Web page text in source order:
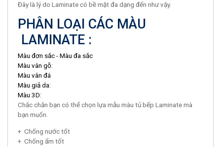
Đây là lý do Laminate có bề mặt đa dạng đến như vậy.
PHÂN LOẠI CÁC MÀU
LAMINATE :
Màu đơn sắc - Màu đa sắc
Màu vân gỗ:
Màu vân đá
Màu giả da:
Màu 3D:
Chắc chắn bạn có thể chọn lựa mẫu màu tủ bếp Laminate mà
bạn muốn.
+ Chống nước tốt
+ Chống ẩm tốt